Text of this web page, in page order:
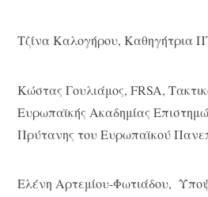
Τζίνα Καλογήρου, Καθηγήτρια
Κώστας Γουλιάμος, FRSA,
Ευρωπαϊκής Ακαδημίας
Πρύτανης του Ευρωπαϊκού
Ελένη Αρτεμίου-Φωτιάδου,